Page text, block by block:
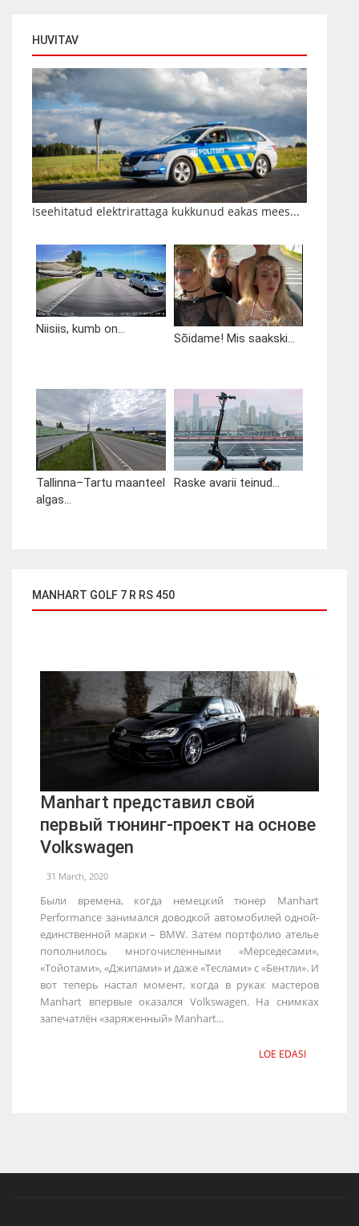
HUVITAV
Iseehitatud elektrirattaga kukkunud eakas mees...
Niisiis, kumb on...
Sõidame! Mis saakski...
Tallinna–Tartu maanteel
algas...
Raske avarii teinud...
MANHART GOLF 7 R RS 450
Manhart представил свой
первый тюнинг-проект на основе
Volkswagen
31 March, 2020
Были времена, когда немецкий тюнер Manhart
Performance занимался доводкой автомобилей одной-
единственной марки – BMW. Затем портфолио ателье
пополнилось многочисленными «Мерседесами»,
«Тойотами», «Джипами» и даже «Теслами» с «Бентли». И
вот теперь настал момент, когда в руках мастеров
Manhart впервые оказался Volkswagen. На снимках
запечатлён «заряженный» Manhart...
LOE EDASI